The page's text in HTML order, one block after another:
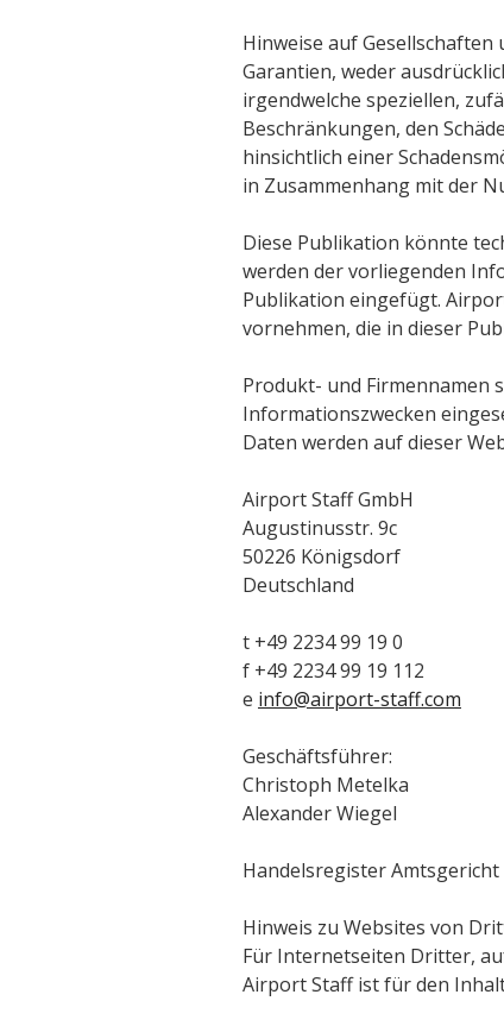
Hinweise auf
Garantien, weder
irgendwelche speziellen,
Beschränkungen, den
hinsichtlich einer
in Zusammenhang mit der
Diese Publikation könnte
werden der vorliegenden
Publikation eingefügt.
vornehmen, die in dieser
Produkt- und Firmennamen
Informationszwecken
Daten werden auf dieser
Airport Staff GmbH
Augustinusstr. 9c
50226 Königsdorf
Deutschland
t +49 2234 99 19 0
f +49 2234 99 19 112
e info@airport-staff.com
Geschäftsführer:
Christoph Metelka
Alexander Wiegel
Handelsregister Amtsgericht
Hinweis zu Websites von
Für Internetseiten Dritter,
Airport Staff ist für den